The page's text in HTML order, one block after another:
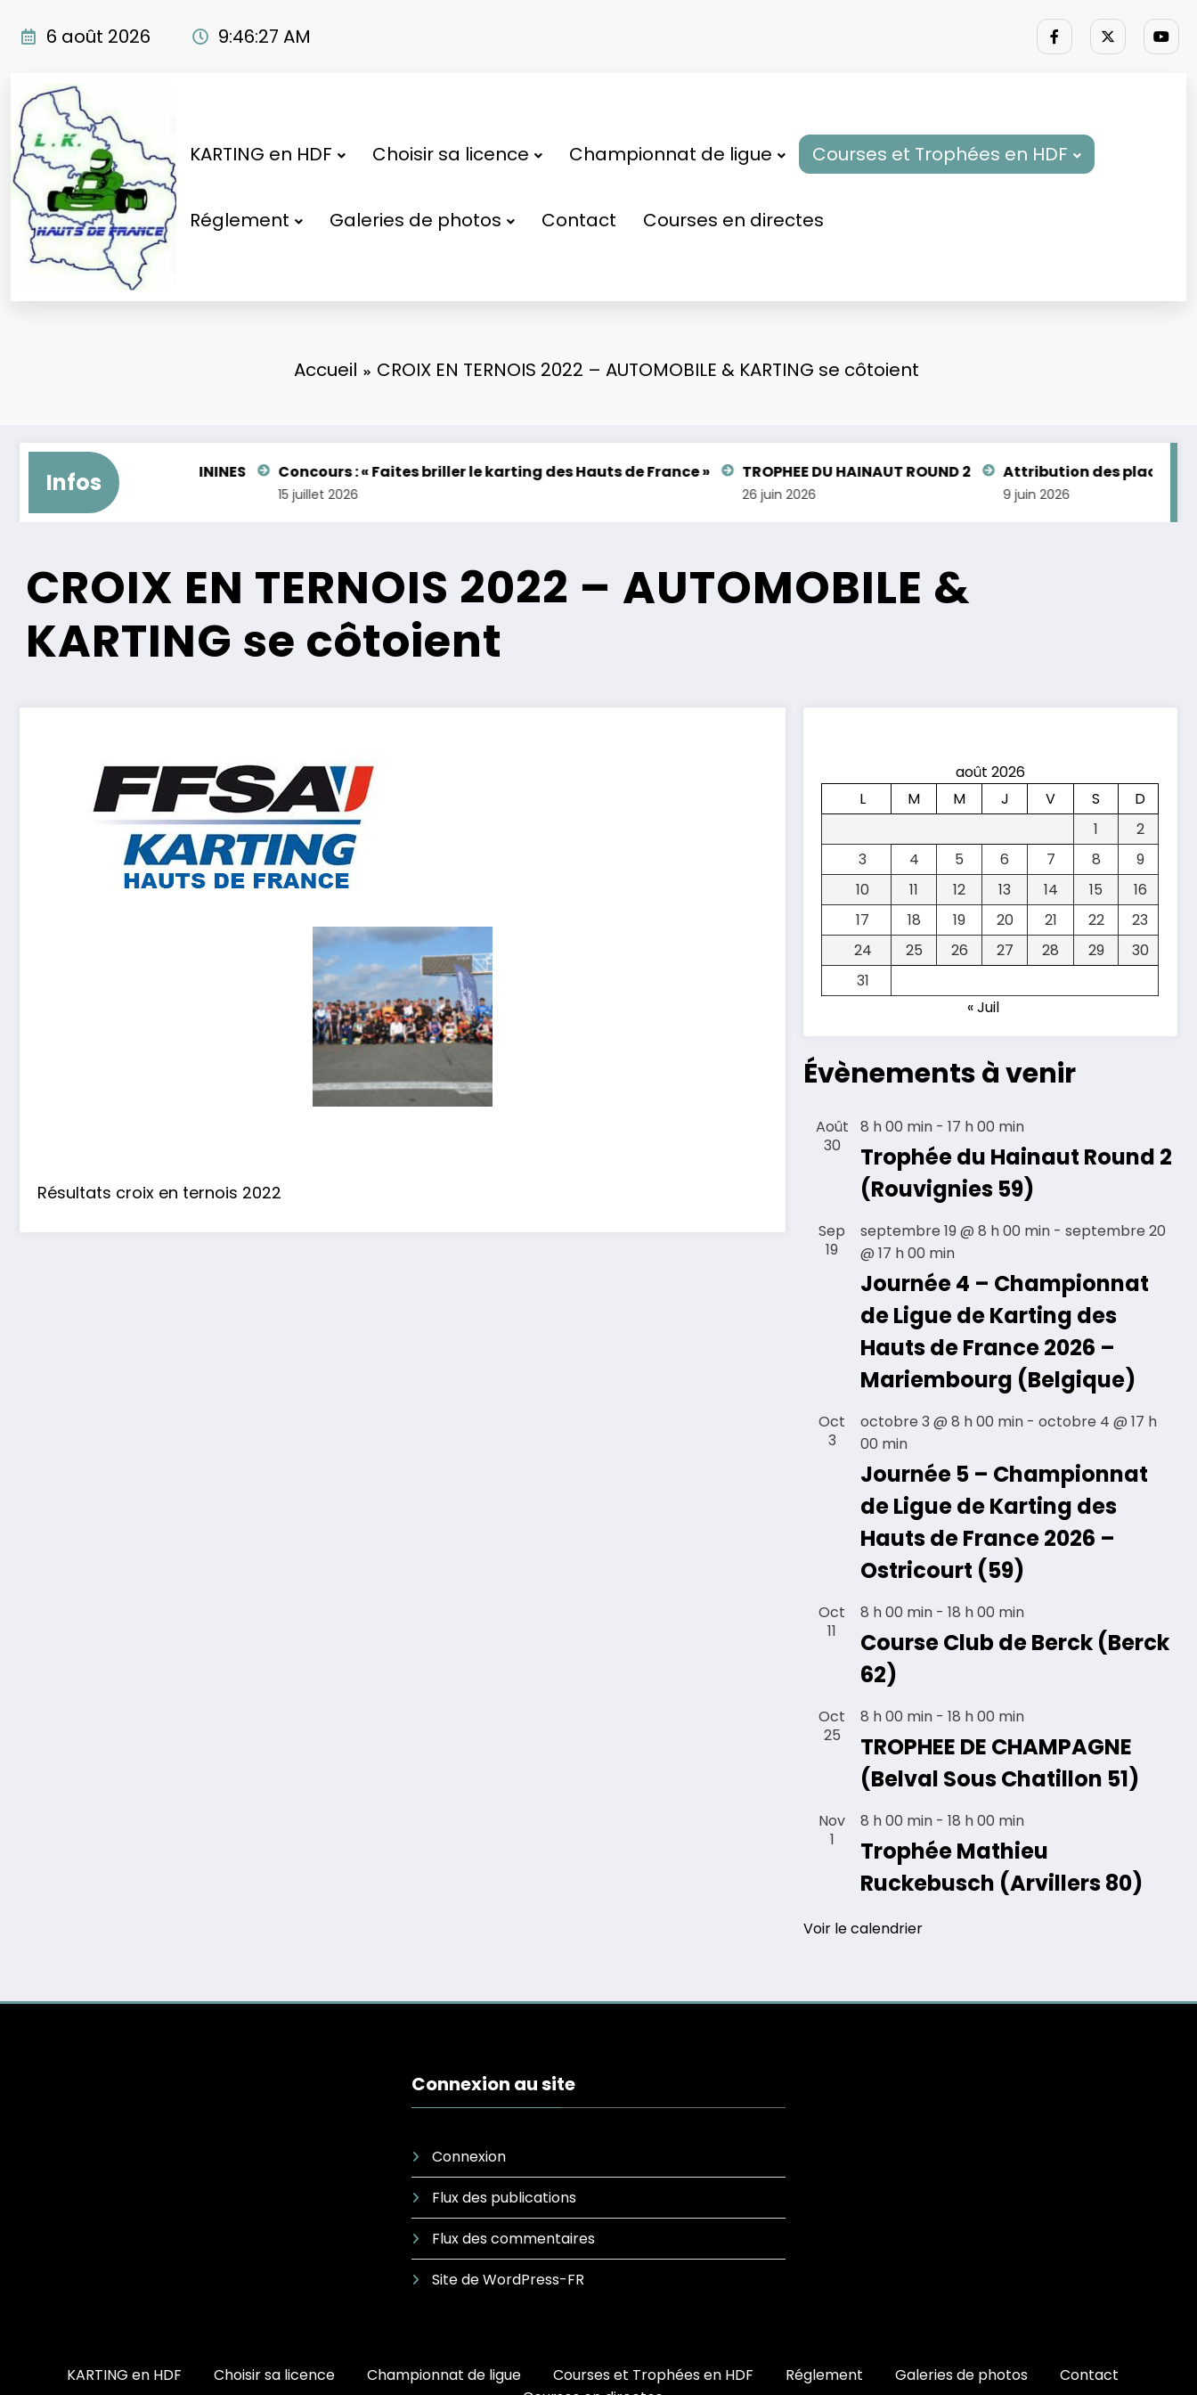
6 août 2026 9:46:27 AM
KARTING en HDF Choisir sa licence Championnat de ligue Courses et Trophées en HDF
Réglement Galeries de photos Contact Courses en directes
Accueil CROIX EN TERNOIS 2022 – AUTOMOBILE & KARTING se côtoient
Infos– FEMININES Concours : « Faites briller le karting des Hauts de France »
15 juillet 2026
TROPHEE DU HAINAUT ROUND 2
26 juin 2026
Attribution des places aux
9 juin 2026
CROIX EN TERNOIS 2022 – AUTOMOBILE &
KARTING se côtoient
Résultats croix en ternois 2022
août 2026
L
M M J V S
D
1
2
3
4 5 6 7 8
9
10
11 12 13 14 15
16
17
18 19 20 21 22
23
24
25 26 27 28 29
30
31
« Juil
Évènements à venir
Août
30
8 h 00 min -17 h 00 min
Trophée du Hainaut Round 2
(Rouvignies 59)
Sep
19
septembre 19 @ 8 h 00 min -septembre 20
@ 17 h 00 min
Journée 4 – Championnat
de Ligue de Karting des
Hauts de France 2026 –
Mariembourg (Belgique)
Oct
3
octobre 3 @ 8 h 00 min -octobre 4 @ 17 h
00 min
Journée 5 – Championnat
de Ligue de Karting des
Hauts de France 2026 –
Ostricourt (59)
Oct
11
8 h 00 min -18 h 00 min
Course Club de Berck (Berck
62)
Oct
25
8 h 00 min -18 h 00 min
TROPHEE DE CHAMPAGNE
(Belval Sous Chatillon 51)
Nov
1
8 h 00 min -18 h 00 min
Trophée Mathieu
Ruckebusch (Arvillers 80)
Voir le calendrier
Connexion au site
Connexion
Flux des publications
Flux des commentaires
Site de WordPress-FR
KARTING en HDF Choisir sa licence Championnat de ligue Courses et Trophées en HDF Réglement Galeries de photos
Contact